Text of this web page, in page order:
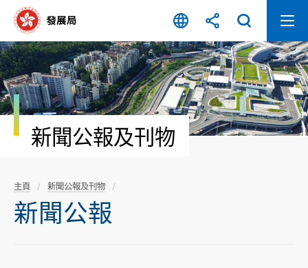
容
開
始
新聞公報及刊物
主頁 新聞公報及刊物
新聞公報